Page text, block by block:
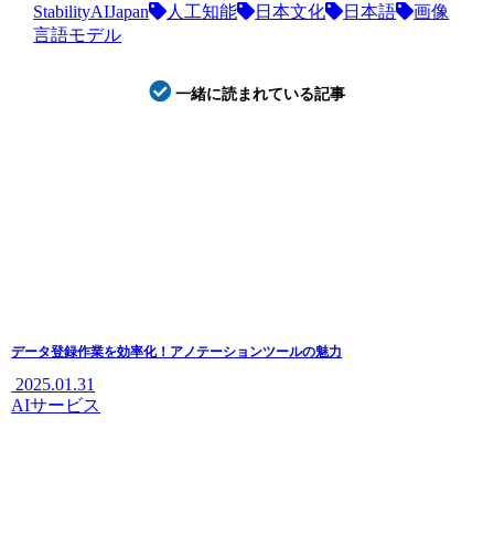
StabilityAIJapan 人工知能 日本文化 日本語
画像
言語モデル
一緒に読まれている記事
データ登録作業を効率化！アノテーションツールの魅力
2025.01.31
AIサービス